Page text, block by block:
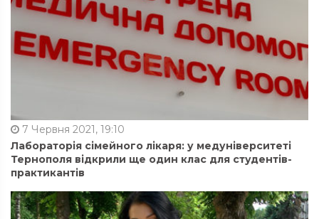
7 Червня 2021, 19:10
Лабораторія сімейного лікаря: у медуніверситеті
Тернополя відкрили ще один клас для студентів-
практикантів